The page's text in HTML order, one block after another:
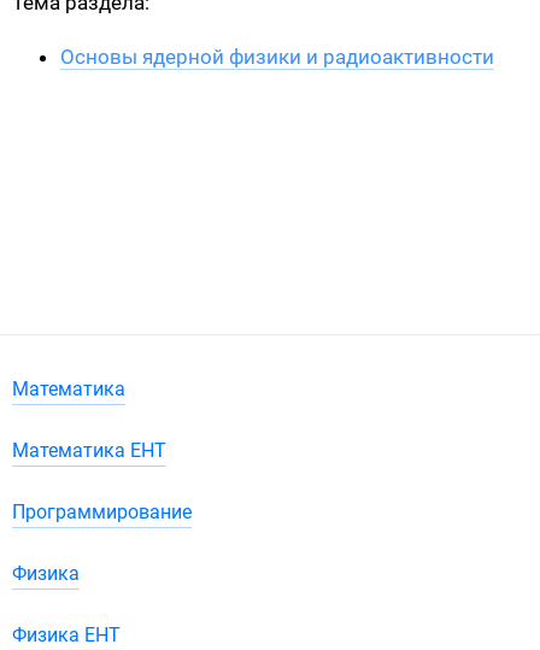
Новости
Наши ученики
Основы ядерной физики и радиоактивности
Математика
Математика ЕНТ
Программирование
Физика
Физика ЕНТ